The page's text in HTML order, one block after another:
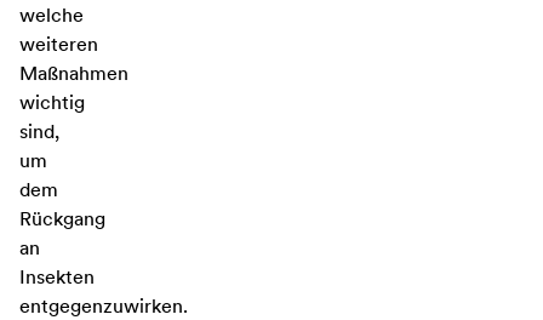
welche
weiteren
Maßnahmen
wichtig
sind,
um
dem
Rückgang
an
Insekten
entgegenzuwirken.